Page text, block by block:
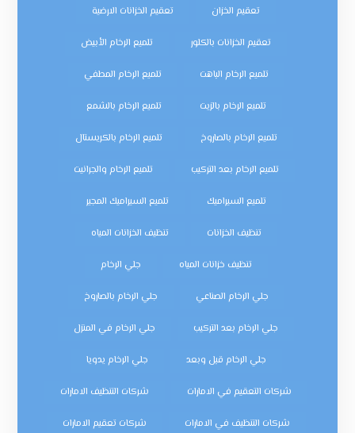
تعقيم الخزان تعقيم الخزانات الارضية
تعقيم الخزانات بالكلور تلميع الرخام الأبيض
تلميع الرخام الباهت تلميع الرخام المطفي
تلميع الرخام بالزيت تلميع الرخام بالشمع
تلميع الرخام بالصاروخ تلميع الرخام بالكريستال
تلميع الرخام بعد التركيب تلميع الرخام والجرانيت
تلميع السيراميك تلميع السيراميك المجير
تنظيف الخزانات تنظيف الخزانات المياه
تنظيف خزانات المياه جلي الرخام
جلي الرخام الصناعي جلي الرخام بالصاروخ
جلي الرخام بعد التركيب جلي الرخام في المنزل
جلي الرخام قبل وبعد جلي الرخام يدويا
شركات التعقيم في الامارات شركات التنظيف الامارات
شركات التنظيف في الامارات شركات تعقيم الامارات